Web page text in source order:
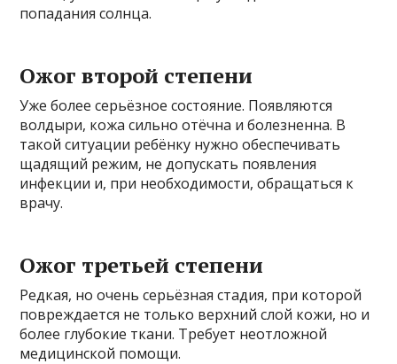
попадания солнца.
Ожог второй степени
Уже более серьёзное состояние. Появляются
волдыри, кожа сильно отёчна и болезненна. В
такой ситуации ребёнку нужно обеспечивать
щадящий режим, не допускать появления
инфекции и, при необходимости, обращаться к
врачу.
Ожог третьей степени
Редкая, но очень серьёзная стадия, при которой
повреждается не только верхний слой кожи, но и
более глубокие ткани. Требует неотложной
медицинской помощи.